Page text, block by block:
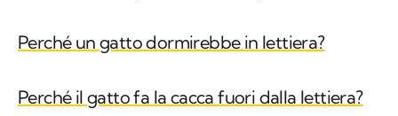
Perché un gatto dormirebbe in lettiera?
Perché il gatto fa la cacca fuori dalla lettiera?